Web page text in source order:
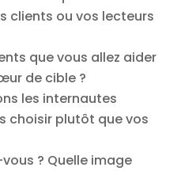
clients ou vos lecteurs
que vous allez aider
de cible ?
les internautes
choisir plutôt que vos
? Quelle image